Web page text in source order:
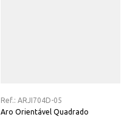
Ref.: ARJI704D-05
Aro Orientável Quadrado